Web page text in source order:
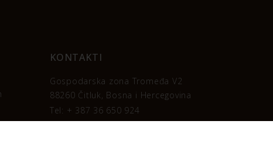
KONTAKTI
Gospodarska zona Tromeđa V2
88260 Čitluk, Bosna i Hercegovina
Tel: + 387 36 650 924
Fax: + 387 36 650 934